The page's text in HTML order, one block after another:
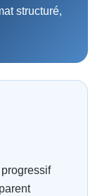
structuré,